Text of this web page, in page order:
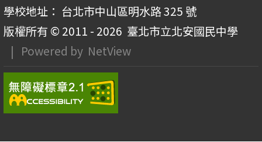
學校地址： 台北市中山區明水路 325 號
版權所有 © 2011 - 2026 臺北市立北安國民中學
| Powered by NetView